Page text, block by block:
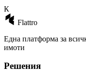
К
Flattro
Една платформа за
имоти
Решения